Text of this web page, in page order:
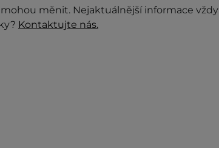
měnit. Nejaktuálnější informace vždy
Kontaktujte nás.